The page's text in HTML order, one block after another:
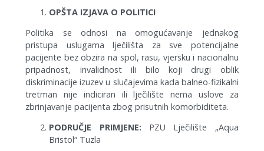
OPŠTA IZJAVA O POLITICI
Politika se odnosi na omogućavanje jednakog
pristupa uslugama lječilišta za sve potencijalne
pacijente bez obzira na spol, rasu, vjersku i nacionalnu
pripadnost, invalidnost ili bilo koji drugi oblik
diskriminacije izuzev u slučajevima kada balneo-fizikalni
tretman nije indiciran ili lječilište nema uslove za
zbrinjavanje pacijenta zbog prisutnih komorbiditeta.
PODRUČJE PRIMJENE: PZU Lječilište „Aqua
Bristol“ Tuzla